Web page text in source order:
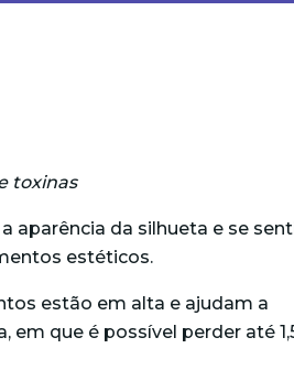
toxinas
aparência da silhueta e se
estéticos.
estão em alta e ajudam a
que é possível perder até